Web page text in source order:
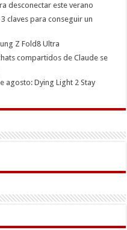
desconectar este verano
claves para conseguir un
Z Fold8 Ultra
compartidos de Claude se
agosto: Dying Light 2 Stay